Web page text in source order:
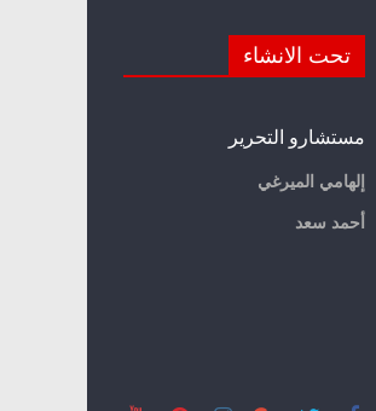
تحت الانشاء
مستشارو التحرير
إلهامي الميرغي
أحمد سعد